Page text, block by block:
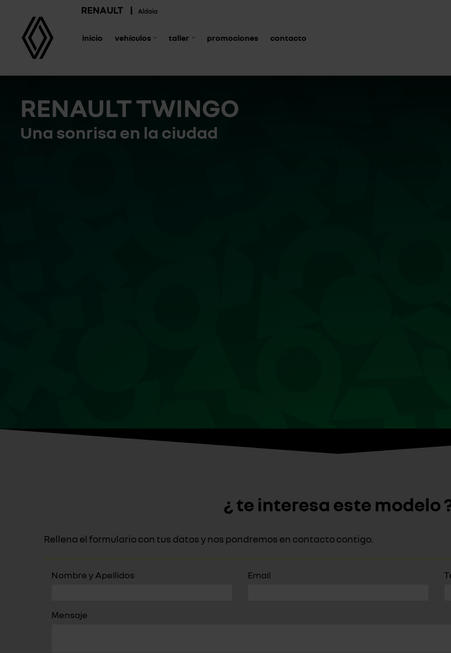
RENAULT | Aldaia
inicio vehículos taller promociones contacto
RENAULT TWINGO
Una sonrisa en la ciudad
¿ te interesa este modelo
Rellena el formulario con tus datos y nos pondremos en contacto contigo.
Nombre y Apellidos Email
Mensaje